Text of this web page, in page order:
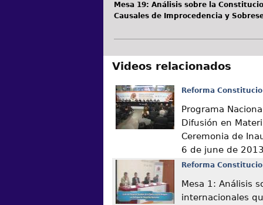
Mesa 19: Análisis sobre la
Causales de Improcedencia y
Videos relacionados
Reforma
Programa
Difusión en
Ceremonia de
6 de june de
Reforma
Mesa 1: Análisis
internacionales